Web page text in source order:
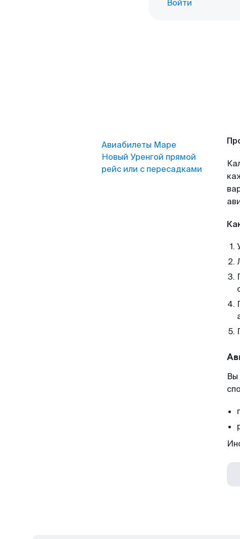
Войти
Авиабилеты Маре
Новый Уренгой прямой
рейс или с пересадками
Вы